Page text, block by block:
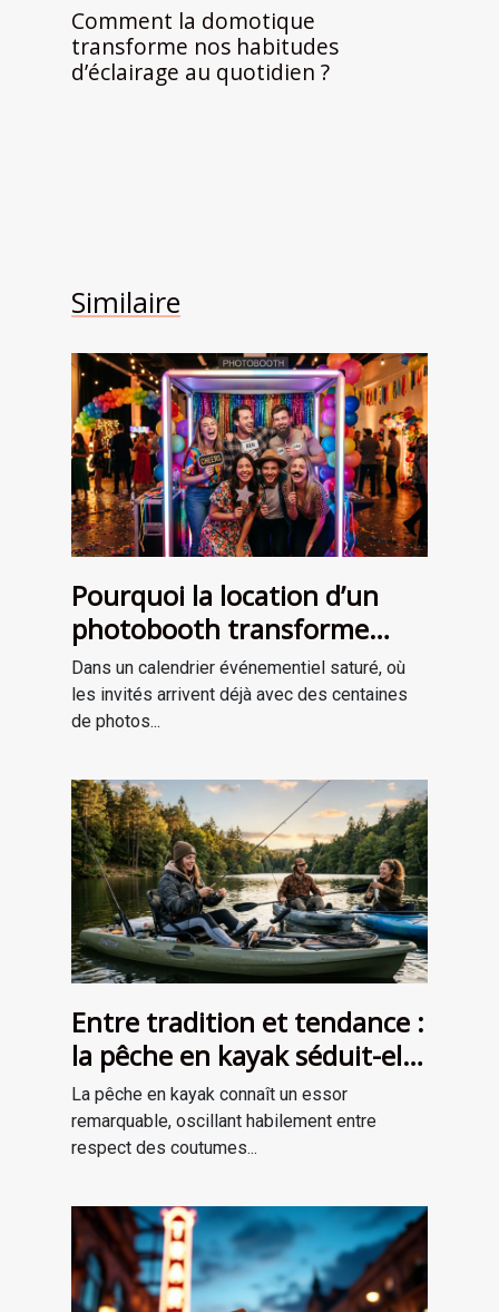
Comment la domotique
transforme nos habitudes
d’éclairage au quotidien ?
Similaire
Pourquoi la location d’un
photobooth transforme
l’ambiance de votre
événement
Dans un calendrier événementiel saturé, où
les invités arrivent déjà avec des centaines
de photos...
Entre tradition et tendance :
la pêche en kayak séduit-elle
une nouvelle génération ?
La pêche en kayak connaît un essor
remarquable, oscillant habilement entre
respect des coutumes...